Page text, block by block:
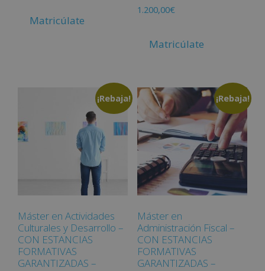
Matricúlate
1.200,00€
Matricúlate
¡Rebaja!
Máster en Actividades
Culturales y Desarrollo –
CON ESTANCIAS
FORMATIVAS
GARANTIZADAS –
¡Rebaja!
Máster en
Administración Fiscal –
CON ESTANCIAS
FORMATIVAS
GARANTIZADAS –